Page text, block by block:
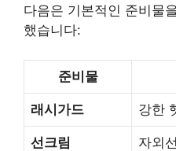
다음은 기본적인 준비물
했습니다:
준비물
래시가드 강한
선크림 자외